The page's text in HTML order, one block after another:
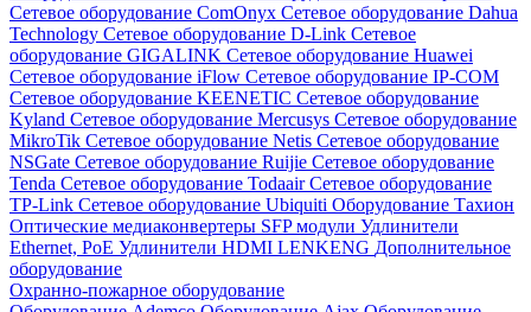
Сетевое оборудование ComOnyx Сетевое оборудование Dahua
Technology Сетевое оборудование D-Link Сетевое
оборудование GIGALINK Сетевое оборудование Huawei
Сетевое оборудование iFlow Сетевое оборудование IP-COM
Сетевое оборудование KEENETIC Сетевое оборудование
Kyland Сетевое оборудование Mercusys Сетевое оборудование
MikroTik Сетевое оборудование Netis Сетевое оборудование
NSGate Сетевое оборудование Ruijie Сетевое оборудование
Tenda Сетевое оборудование TodaairСетевое оборудование
TP-Link Сетевое оборудование Ubiquiti Оборудование Тахион
Оптические медиаконвертеры SFP модули Удлинители
Ethernet, PoE Удлинители HDMI LENKENG Дополнительное
оборудование
Охранно-пожарное оборудование